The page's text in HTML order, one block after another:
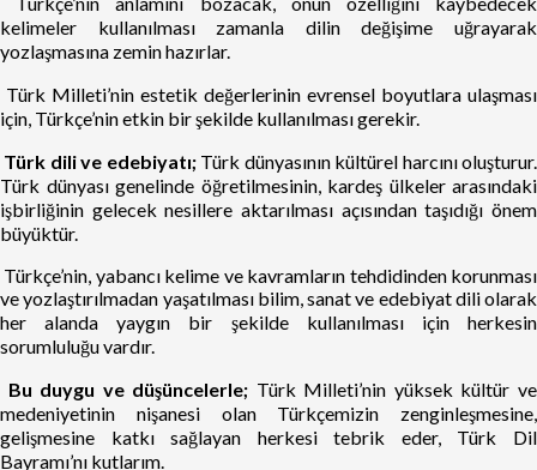
kelimeler kullanılması zamanla dilin değişime uğrayarak
yozlaşmasına zemin hazırlar.
Türk Milleti’nin estetik değerlerinin evrensel boyutlara ulaşması
için, Türkçe’nin etkin bir şekilde kullanılması gerekir.
Türk dili ve edebiyatı;Türk dünyasının kültürel harcını oluşturur.
Türk dünyası genelinde öğretilmesinin, kardeş ülkeler arasındaki
işbirliğinin gelecek nesillere aktarılması açısından taşıdığı önem
büyüktür.
Türkçe’nin, yabancı kelime ve kavramların tehdidinden korunması
ve yozlaştırılmadan yaşatılması bilim, sanat ve edebiyat dili olarak
her alanda yaygın bir şekilde kullanılması için herkesin
sorumluluğu vardır.
Bu duygu ve düşüncelerle; Türk Milleti’nin yüksek kültür ve
medeniyetinin nişanesi olan Türkçemizin zenginleşmesine,
gelişmesine katkı sağlayan herkesi tebrik eder, Türk Dil
Bayramı’nı kutlarım.